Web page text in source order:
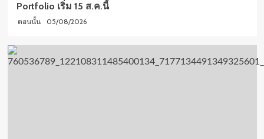
Portfolio เริ่ม 15 ส.ค.นี้
ตอนนั้น 05/08/2026